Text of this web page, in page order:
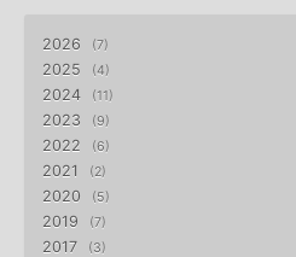
2026 7
2025 4
2024 11
2023 9
2022 6
2021 2
2020 5
2019 7
2017 3